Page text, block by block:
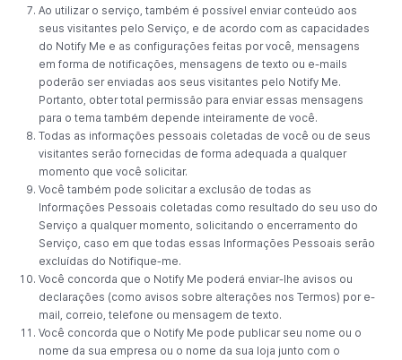
Ao utilizar o serviço, também é possível enviar conteúdo aos
seus visitantes pelo Serviço, e de acordo com as capacidades
do Notify Me e as configurações feitas por você, mensagens
em forma de notificações, mensagens de texto ou e-mails
poderão ser enviadas aos seus visitantes pelo Notify Me.
Portanto, obter total permissão para enviar essas mensagens
para o tema também depende inteiramente de você.
Todas as informações pessoais coletadas de você ou de seus
visitantes serão fornecidas de forma adequada a qualquer
momento que você solicitar.
Você também pode solicitar a exclusão de todas as
Informações Pessoais coletadas como resultado do seu uso do
Serviço a qualquer momento, solicitando o encerramento do
Serviço, caso em que todas essas Informações Pessoais serão
excluídas do Notifique-me.
Você concorda que o Notify Me poderá enviar-lhe avisos ou
declarações (como avisos sobre alterações nos Termos) por e-
mail, correio, telefone ou mensagem de texto.
Você concorda que o Notify Me pode publicar seu nome ou o
nome da sua empresa ou o nome da sua loja junto com o